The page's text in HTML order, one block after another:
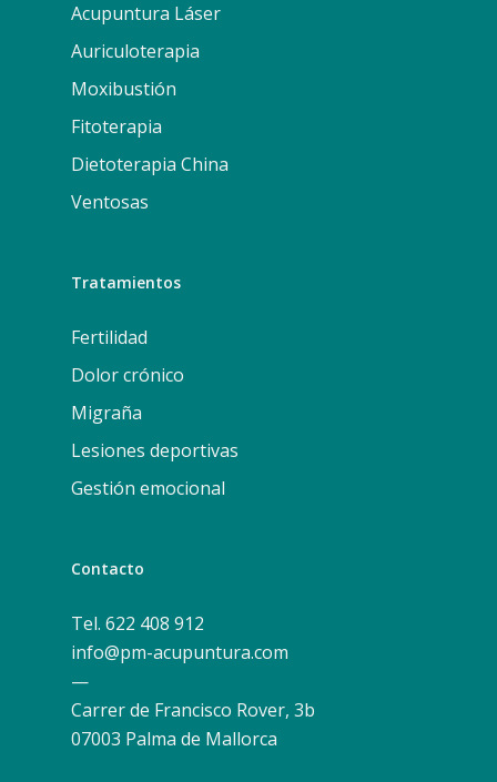
Acupuntura Láser
Auriculoterapia
Moxibustión
Fitoterapia
Dietoterapia China
Ventosas
Tratamientos
Fertilidad
Dolor crónico
Migraña
Lesiones deportivas
Gestión emocional
Contacto
Tel. 622 408 912
info@pm-acupuntura.com
—
Carrer de Francisco Rover, 3b
07003 Palma de Mallorca